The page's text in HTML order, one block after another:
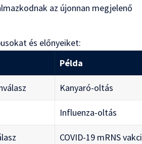
az újonnan megjelenő
és előnyeiket:
Példa
Kanyaró-oltás
Influenza-oltás
COVID-19 mRNS